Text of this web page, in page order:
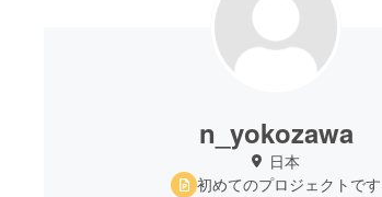
n_yokozawa
日本
初めてのプロジェクトです